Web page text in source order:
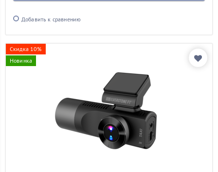
Добавить к сравнению
Скидка 10%
Новинка